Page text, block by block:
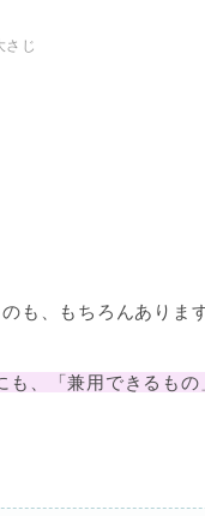
さじ
も、もちろんあります
も、「兼用できるも